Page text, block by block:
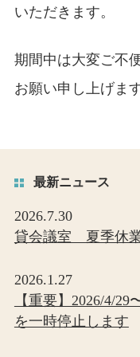
いただきます。
期間中は大変ご不
お願い申し上げます
最新ニュース
2026.7.30
貸会議室 夏季休
2026.1.27
【重要】2026/4/
を一時停止します